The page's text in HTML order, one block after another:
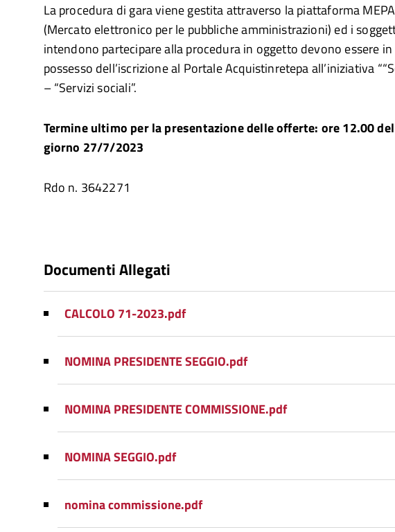
La procedura di gara viene gestita attraverso la piattaforma MEPA
(Mercato elettronico per le pubbliche amministrazioni) ed i
intendono partecipare alla procedura in oggetto devono essere in
possesso dell’iscrizione al Portale Acquistinretepa all’iniziativa
– “Servizi sociali”.
Termine ultimo per la presentazione delle offerte: ore 12.00 del
giorno 27/7/2023
Rdo n. 3642271
Documenti Allegati
CALCOLO 71-2023.pdf
NOMINA PRESIDENTE SEGGIO.pdf
NOMINA PRESIDENTE COMMISSIONE.pdf
NOMINA SEGGIO.pdf
nomina commissione.pdf